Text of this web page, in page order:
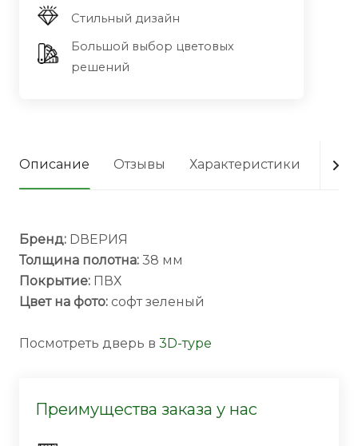
Стильный дизайн
Большой выбор цветовых
решений
Описание Отзывы Характеристики
Бренд: DВЕРИЯ
Толщина полотна: 38 мм
Покрытие: ПВХ
Цвет на фото: софт зеленый
Посмотреть дверь в 3D-туре
Преимущества заказа у нас